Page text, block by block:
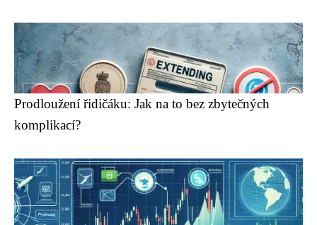
Prodloužení řidičáku: Jak na to bez zbytečných
komplikací?